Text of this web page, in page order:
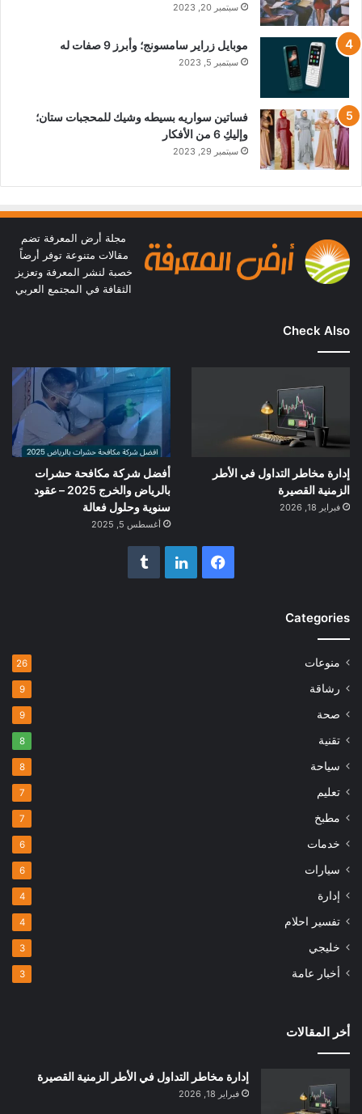
سبتمبر 20, 2023
موبايل زراير سامسونج؛ وأبرز 9 صفات له
سبتمبر 5, 2023
فساتين سواريه بسيطه وشيك للمحجبات ستان؛
وإليكِ 6 من الأفكار
سبتمبر 29, 2023
مجلة أرض المعرفة تضم
مقالات متنوعة توفر أرضاً
خصبة لنشر المعرفة وتعزيز
الثقافة في المجتمع العربي
Check Also
إدارة مخاطر التداول في الأطر
الزمنية القصيرة
فبراير 18, 2026
أفضل شركة مكافحة حشرات
بالرياض والخرج 2025 – عقود
سنوية وحلول فعالة
أغسطس 5, 2025
فيسبوكلينكدإن
‏Tumblr
Categories
منوعات 26
رشاقة 9
صحة 9
تقنية 8
سياحة 8
تعليم 7
مطبخ 7
خدمات 6
سيارات 6
إدارة 4
تفسير احلام 4
خليجي 3
أخبار عامة 3
أخر المقالات
إدارة مخاطر التداول في الأطر الزمنية القصيرة
فبراير 18, 2026